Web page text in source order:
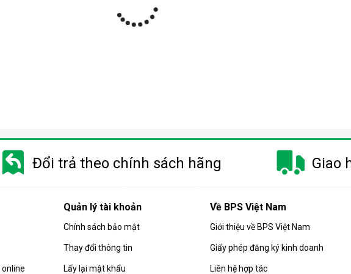
quý khách cần phải cân nhắc kỹ trước khi chọn mua sản phẩm.
hút ẩm của căn phòng. Các sản phẩm
gia đình hiện nay có công suất
có công suất càng cao. Và ngược lại, diện tích phòng càng nhỏ thì nên chọn
có công suất 10-16 lít/ngày.
có công suất từ 10 - 18 lít/ngày.
Đổi trả theo chính sách hãng Giao
Quản lý tài khoản
Chính sách bảo mật
Thay đổi thông tin
Lấy lại mật khẩu
Về BPS Việt Nam
Giới thiệu về BPS Việt Nam
Giấy phép đăng ký kinh doanh
Liên hệ hợp tác